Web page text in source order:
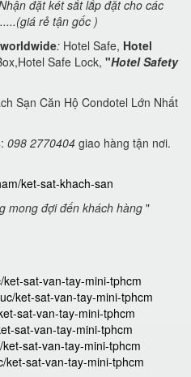
đặt két sắt lắp đặt cho các
rẻ tận gốc )
: Hotel Safe, Hotel
Safe Lock, "Hotel Safety
Sạn Căn Hộ Condotel Lớn Nhất
098 2770404 giao hàng tận nơi.
ket-sat-khach-san
mong đợi đến khách hàng "
sat-van-tay-mini-tphcm
ket-sat-van-tay-mini-tphcm
sat-van-tay-mini-tphcm
sat-van-tay-mini-tphcm
sat-van-tay-mini-tphcm
ket-sat-van-tay-mini-tphcm